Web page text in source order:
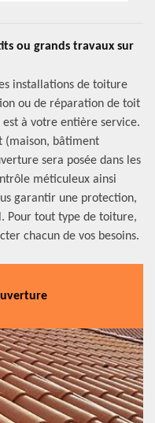
ou grands travaux sur
installations de toiture
ou de réparation de toit
à votre entière service.
(maison, bâtiment
sera posée dans les
méticuleux ainsi
garantir une protection,
Pour tout type de toiture,
chacun de vos besoins.